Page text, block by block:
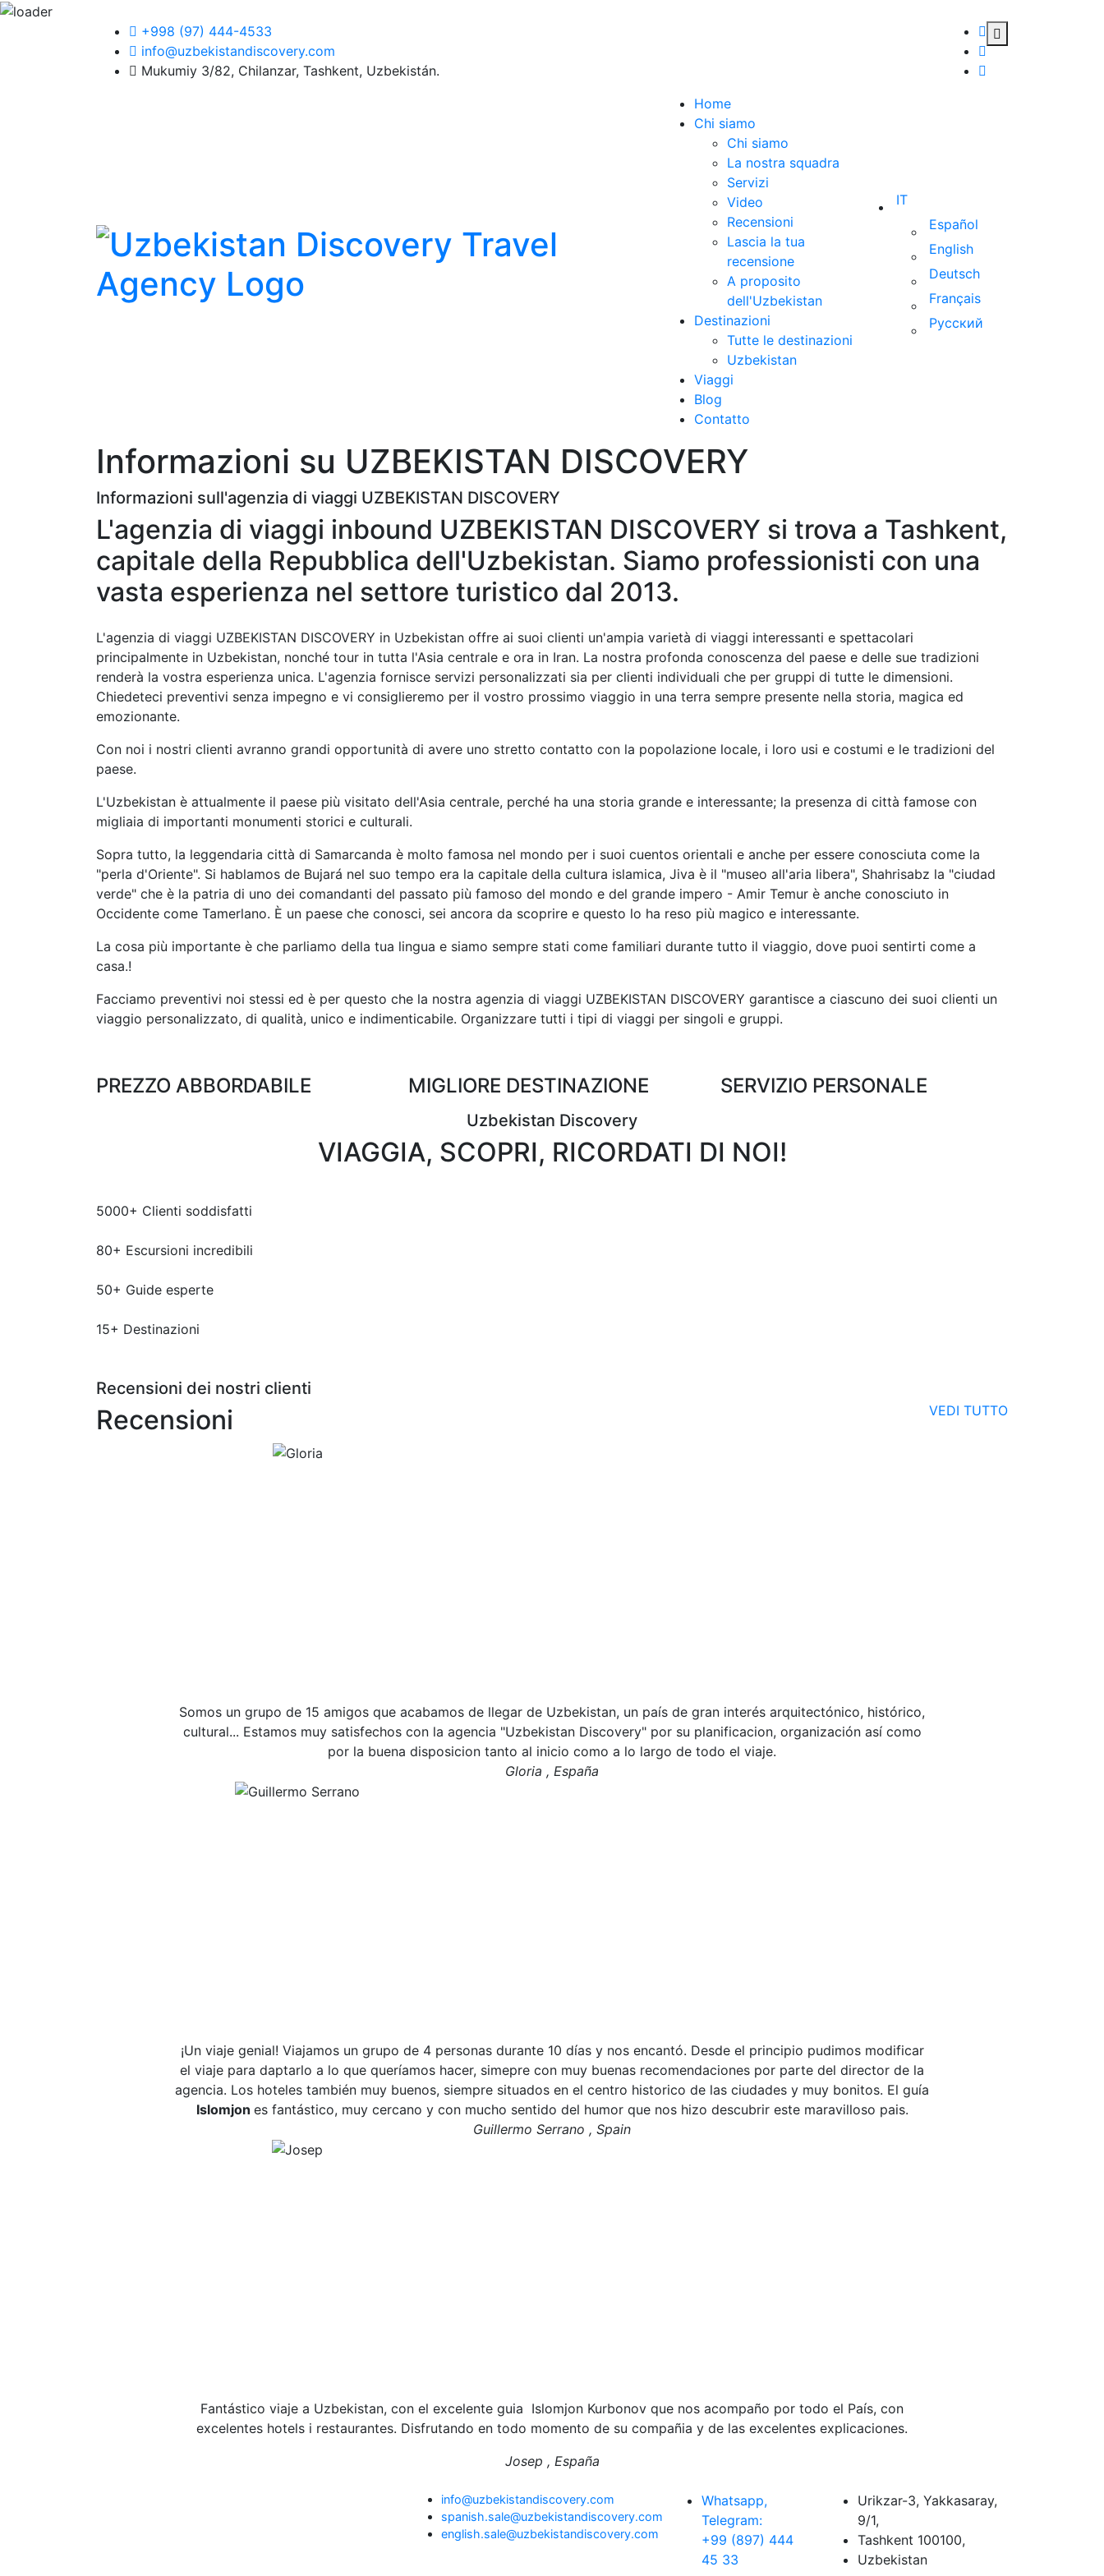
+998 (97) 444-4533
info@uzbekistandiscovery.com
Mukumiy 3/82, Chilanzar, Tashkent, Uzbekistán.
Home
Chi siamo
Chi siamo
La nostra squadra
Servizi
Video
Recensioni
Lascia la tua
recensione
A proposito
dell'Uzbekistan
Destinazioni
Tutte le destinazioni
Uzbekistan
Viaggi
Blog
Contatto
IT
Español
English
Deutsch
Français
Русский
Informazioni su UZBEKISTAN DISCOVERY
Informazioni sull'agenzia di viaggi UZBEKISTAN DISCOVERY
L'agenzia di viaggi inbound UZBEKISTAN DISCOVERY si trova a Tashkent,
capitale della Repubblica dell'Uzbekistan. Siamo professionisti con una
vasta esperienza nel settore turistico dal 2013.
L'agenzia di viaggi UZBEKISTAN DISCOVERY in Uzbekistan offre ai suoi clienti un'ampia varietà di viaggi interessanti e spettacolari
principalmente in Uzbekistan, nonché tour in tutta l'Asia centrale e ora in Iran. La nostra profonda conoscenza del paese e delle sue tradizioni
renderà la vostra esperienza unica. L'agenzia fornisce servizi personalizzati sia per clienti individuali che per gruppi di tutte le dimensioni.
Chiedeteci preventivi senza impegno e vi consiglieremo per il vostro prossimo viaggio in una terra sempre presente nella storia, magica ed
emozionante.
Con noi i nostri clienti avranno grandi opportunità di avere uno stretto contatto con la popolazione locale, i loro usi e costumi e le tradizioni del
paese.
L'Uzbekistan è attualmente il paese più visitato dell'Asia centrale, perché ha una storia grande e interessante; la presenza di città famose con
migliaia di importanti monumenti storici e culturali.
Sopra tutto, la leggendaria città di Samarcanda è molto famosa nel mondo per i suoi cuentos orientali e anche per essere conosciuta come la
"perla d'Oriente". Si hablamos de Bujará nel suo tempo era la capitale della cultura islamica, Jiva è il "museo all'aria libera", Shahrisabz la "ciudad
verde" che è la patria di uno dei comandanti del passato più famoso del mondo e del grande impero - Amir Temur è anche conosciuto in
Occidente come Tamerlano. È un paese che conosci, sei ancora da scoprire e questo lo ha reso più magico e interessante.
La cosa più importante è che parliamo della tua lingua e siamo sempre stati come familiari durante tutto il viaggio, dove puoi sentirti come a
casa.!
Facciamo preventivi noi stessi ed è per questo che la nostra agenzia di viaggi UZBEKISTAN DISCOVERY garantisce a ciascuno dei suoi clienti un
viaggio personalizzato, di qualità, unico e indimenticabile. Organizzare tutti i tipi di viaggi per singoli e gruppi.
PREZZO ABBORDABILE MIGLIORE DESTINAZIONE SERVIZIO PERSONALE
Uzbekistan Discovery
VIAGGIA, SCOPRI, RICORDATI DI NOI!
5000+ Clienti soddisfatti
80+ Escursioni incredibili
50+ Guide esperte
15+ Destinazioni
Recensioni dei nostri clienti
Recensioni VEDI TUTTO
Somos un grupo de 15 amigos que acabamos de llegar de Uzbekistan, un país de gran interés arquitectónico, histórico,
cultural... Estamos muy satisfechos con la agencia "Uzbekistan Discovery" por su planificacion, organización así como
por la buena disposicion tanto al inicio como a lo largo de todo el viaje.
Gloria , España
¡Un viaje genial! Viajamos un grupo de 4 personas durante 10 días y nos encantó. Desde el principio pudimos modificar
el viaje para daptarlo a lo que queríamos hacer, simepre con muy buenas recomendaciones por parte del director de la
agencia. Los hoteles también muy buenos, siempre situados en el centro historico de las ciudades y muy bonitos. El guía
Islomjon es fantástico, muy cercano y con mucho sentido del humor que nos hizo descubrir este maravilloso pais.
Guillermo Serrano , Spain
Fantástico viaje a Uzbekistan, con el excelente guia Islomjon Kurbonov que nos acompaño por todo el País, con
excelentes hotels i restaurantes. Disfrutando en todo momento de su compañia y de las excelentes explicaciones.
Josep , España
info@uzbekistandiscovery.com
spanish.sale@uzbekistandiscovery.com
english.sale@uzbekistandiscovery.com
Whatsapp,
Telegram:
+99 (897) 444
45 33
Urikzar-3, Yakkasaray,
9/1,
Tashkent 100100,
Uzbekistan